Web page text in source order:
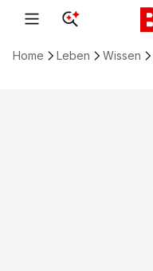
Home Leben Wissen